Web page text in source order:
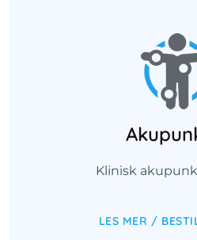
Klinisk
LES MER /